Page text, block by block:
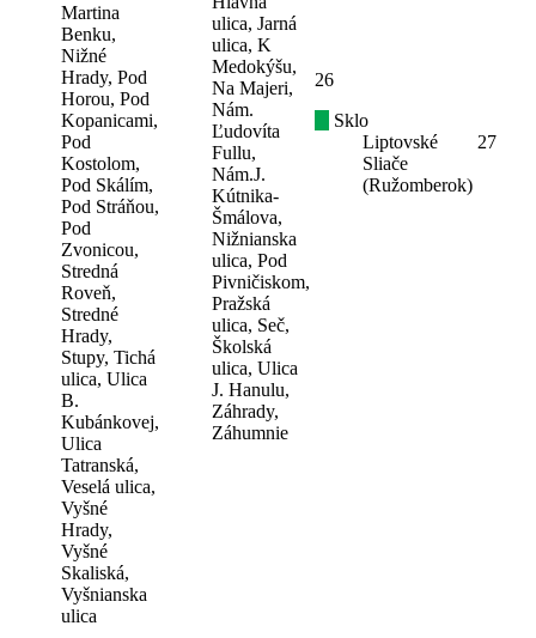
Martina
Benku,
Nižné
Hrady, Pod
Horou, Pod
Kopanicami,
Pod
Kostolom,
Pod Skálím,
Pod Stráňou,
Pod
Zvonicou,
Stredná
Roveň,
Stredné
Hrady,
Stupy, Tichá
ulica, Ulica
B.
Kubánkovej,
Ulica
Tatranská,
Veselá ulica,
Vyšné
Hrady,
Vyšné
Skaliská,
Vyšnianska
ulica
ulica, Jarná
ulica, K
Medokýšu,
Na Majeri,
Nám.
Ľudovíta
Fullu,
Nám.J.
Kútnika-
Šmálova,
Nižnianska
ulica, Pod
Pivničiskom,
Pražská
ulica, Seč,
Školská
ulica, Ulica
J. Hanulu,
Záhrady,
Záhumnie
26
Sklo
Liptovské
Sliače
(Ružomberok)
27